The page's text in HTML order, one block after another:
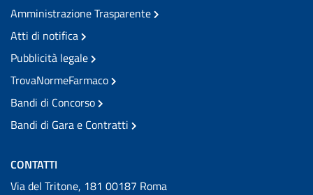
Amministrazione Trasparente
Atti di notifica
Pubblicità legale
TrovaNormeFarmaco
Bandi di Concorso
Bandi di Gara e Contratti
CONTATTI
Via del Tritone, 181 00187 Roma